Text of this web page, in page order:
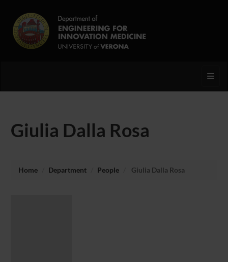
Giulia Dalla Rosa
Home Department People Giulia Dalla Rosa